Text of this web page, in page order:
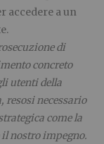
accedere a un
di
concreto
utenti della
resosi necessario
come la
nostro impegno.